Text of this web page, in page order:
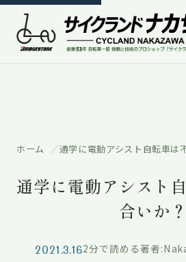
ホーム 通学に電動アシスト自転車は
通学に電動アシスト
合いか？
2021.3.162分で読める著者